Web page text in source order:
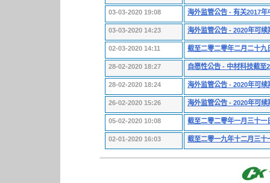
03-03-2020 19:08 海外监管公告 - 有关2017
03-03-2020 14:23 海外监管公告 - 2020年可
02-03-2020 14:11 截至二零二零年二月二十九
28-02-2020 18:27 自愿性公告 - 中材科技截至
28-02-2020 18:24 海外监管公告 - 2020年可
26-02-2020 15:26 海外监管公告 - 2020年可
05-02-2020 10:08 截至二零二零年一月三十一
02-01-2020 16:03 截至二零一九年十二月三十